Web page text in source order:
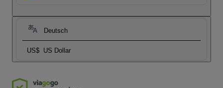
Deutsch
US$ US Dollar